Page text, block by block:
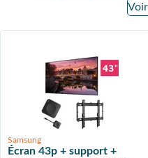
Samsung
Écran 43p + support +